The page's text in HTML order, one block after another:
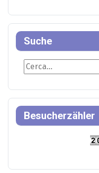
Suche
Suche
Besucherzähler